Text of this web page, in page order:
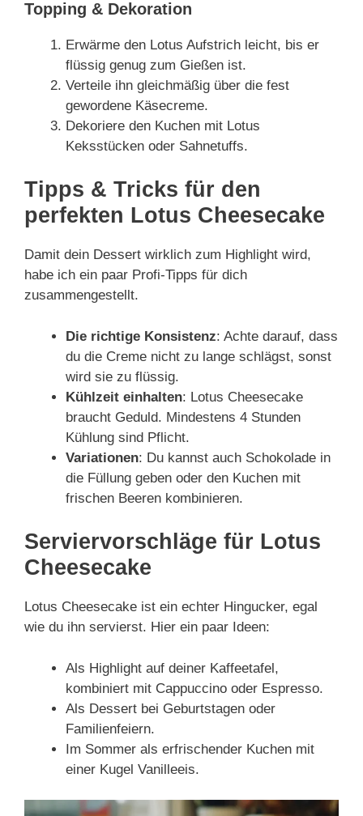
Topping & Dekoration
Erwärme den Lotus Aufstrich leicht, bis er
flüssig genug zum Gießen ist.
Verteile ihn gleichmäßig über die fest
gewordene Käsecreme.
Dekoriere den Kuchen mit Lotus
Keksstücken oder Sahnetuffs.
Tipps & Tricks für den
perfekten Lotus Cheesecake
Damit dein Dessert wirklich zum Highlight wird,
habe ich ein paar Profi-Tipps für dich
zusammengestellt.
Die richtige Konsistenz: Achte darauf, dass
du die Creme nicht zu lange schlägst, sonst
wird sie zu flüssig.
Kühlzeit einhalten: Lotus Cheesecake
braucht Geduld. Mindestens 4 Stunden
Kühlung sind Pflicht.
Variationen: Du kannst auch Schokolade in
die Füllung geben oder den Kuchen mit
frischen Beeren kombinieren.
Serviervorschläge für Lotus
Cheesecake
Lotus Cheesecake ist ein echter Hingucker, egal
wie du ihn servierst. Hier ein paar Ideen:
Als Highlight auf deiner Kaffeetafel,
kombiniert mit Cappuccino oder Espresso.
Als Dessert bei Geburtstagen oder
Familienfeiern.
Im Sommer als erfrischender Kuchen mit
einer Kugel Vanilleeis.